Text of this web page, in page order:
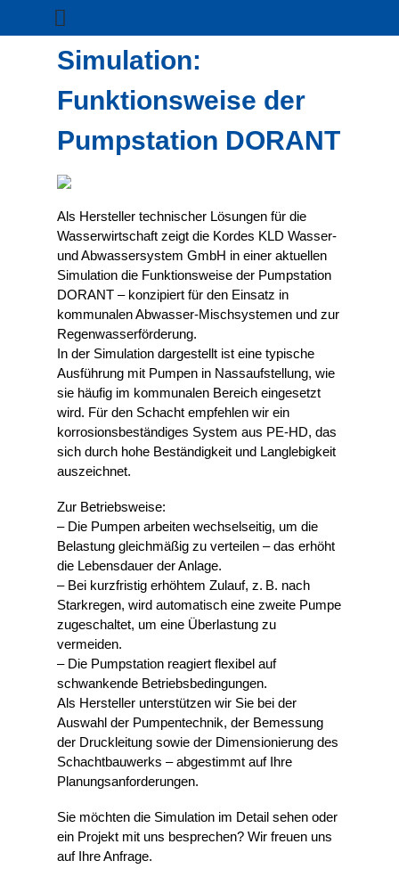
Simulation:
Funktionsweise der
Pumpstation DORANT
Als Hersteller technischer Lösungen für die
Wasserwirtschaft zeigt die Kordes KLD Wasser-
und Abwassersystem GmbH in einer aktuellen
Simulation die Funktionsweise der Pumpstation
DORANT – konzipiert für den Einsatz in
kommunalen Abwasser-Mischsystemen und zur
Regenwasserförderung.
In der Simulation dargestellt ist eine typische
Ausführung mit Pumpen in Nassaufstellung, wie
sie häufig im kommunalen Bereich eingesetzt
wird. Für den Schacht empfehlen wir ein
korrosionsbeständiges System aus PE-HD, das
sich durch hohe Beständigkeit und Langlebigkeit
auszeichnet.
Zur Betriebsweise:
– Die Pumpen arbeiten wechselseitig, um die
Belastung gleichmäßig zu verteilen – das erhöht
die Lebensdauer der Anlage.
– Bei kurzfristig erhöhtem Zulauf, z. B. nach
Starkregen, wird automatisch eine zweite Pumpe
zugeschaltet, um eine Überlastung zu
vermeiden.
– Die Pumpstation reagiert flexibel auf
schwankende Betriebsbedingungen.
Als Hersteller unterstützen wir Sie bei der
Auswahl der Pumpentechnik, der Bemessung
der Druckleitung sowie der Dimensionierung des
Schachtbauwerks – abgestimmt auf Ihre
Planungsanforderungen.
Sie möchten die Simulation im Detail sehen oder
ein Projekt mit uns besprechen? Wir freuen uns
auf Ihre Anfrage.